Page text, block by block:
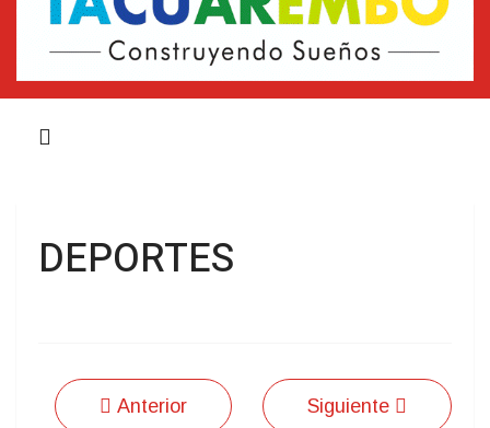
DEPORTES
Anterior Siguiente